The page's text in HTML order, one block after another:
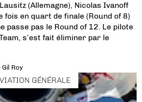
(Allemagne), Nicolas Ivanoff
fois en quart de finale (Round of 8)
passe pas le Round of 12. Le pilote
s’est fait éliminer par le
Gil Roy
GÉNÉRALE